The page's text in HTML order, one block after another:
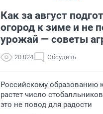
Как за август
огород к зиме и не
урожай — советы
20 024 Обсудить
Российскому образованию
растет число
это не повод для радости